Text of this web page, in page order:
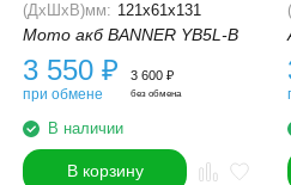
(ДхШхВ)мм: 121x61x131
Мото акб BANNER YB5L-B
3 550 ₽
при обмене
3 600 ₽
без обмена
В наличии
В корзину